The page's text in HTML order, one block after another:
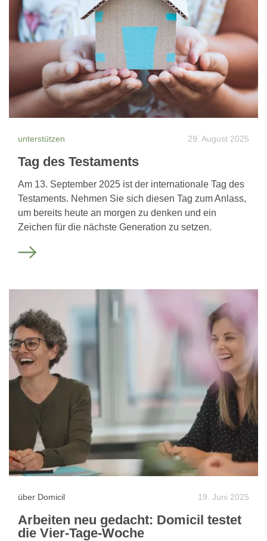
unterstützen 29. August 2025
Tag des Testaments
Am 13. September 2025 ist der internationale Tag des
Testaments. Nehmen Sie sich diesen Tag zum Anlass,
um bereits heute an morgen zu denken und ein
Zeichen für die nächste Generation zu setzen.
über Domicil 19. Juni 2025
Arbeiten neu gedacht: Domicil testet
die Vier-Tage-Woche